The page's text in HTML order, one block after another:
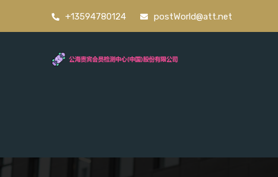
+13594780124 postWorld@att.net